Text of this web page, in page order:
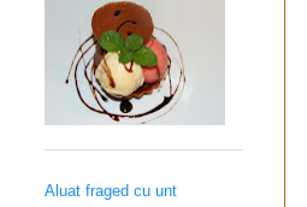
Aluat fraged cu unt